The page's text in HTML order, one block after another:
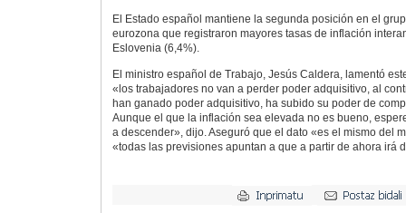
El Estado español mantiene la segunda posición en el
eurozona que registraron mayores tasas de inflación
Eslovenia (6,4%).
El ministro español de Trabajo, Jesús Caldera, lamentó
«los trabajadores no van a perder poder adquisitivo, al
han ganado poder adquisitivo, ha subido su poder de
Aunque el que la inflación sea elevada no es bueno,
a descender», dijo. Aseguró que el dato «es el mismo del
«todas las previsiones apuntan a que a partir de ahora irá